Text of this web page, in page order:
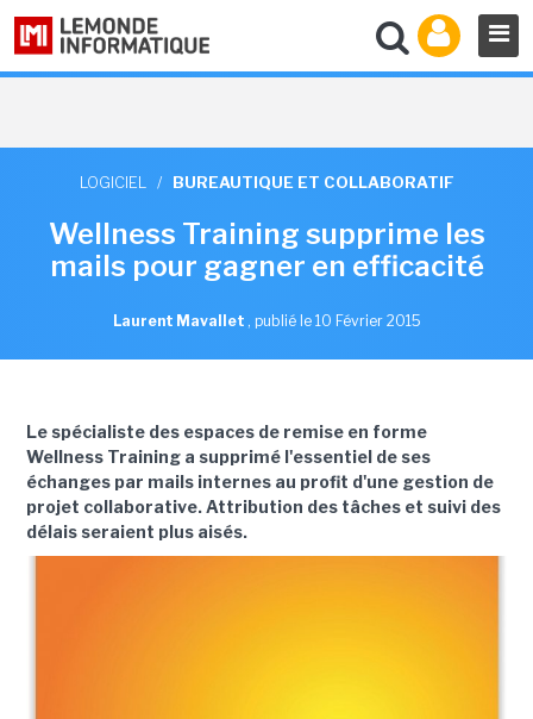
LOGICIEL / BUREAUTIQUE ET COLLABORATIF
Wellness Training supprime les
mails pour gagner en efficacité
Laurent Mavallet , publié le 10 Février 2015
Le spécialiste des espaces de remise en forme
Wellness Training a supprimé l'essentiel de ses
échanges par mails internes au profit d'une gestion de
projet collaborative. Attribution des tâches et suivi des
délais seraient plus aisés.